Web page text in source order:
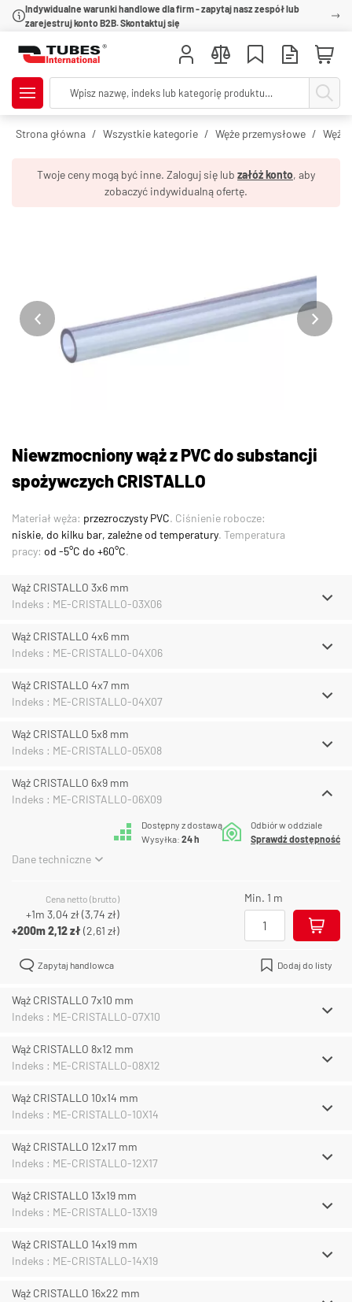
Indywidualne warunki handlowe dla firm - zapytaj nasz zespół lub
zarejestruj konto B2B. Skontaktuj się
Strona główna Wszystkie kategorie Węże przemysłowe Węże
Twoje ceny mogą być inne. Zaloguj się lub załóż konto, aby
zobaczyć indywidualną ofertę.
Niewzmocniony wąż z PVC do substancji
spożywczych CRISTALLO
Materiał węża: przezroczysty PVC. Ciśnienie robocze:
niskie, do kilku bar, zależne od temperatury. Temperatura
pracy: od -5°C do +60°C.
Wąż CRISTALLO 3x6 mm
Indeks : ME-CRISTALLO-03X06
Wąż CRISTALLO 4x6 mm
Indeks : ME-CRISTALLO-04X06
Wąż CRISTALLO 4x7 mm
Indeks : ME-CRISTALLO-04X07
Wąż CRISTALLO 5x8 mm
Indeks : ME-CRISTALLO-05X08
Wąż CRISTALLO 6x9 mm
Indeks : ME-CRISTALLO-06X09
Dostępny z dostawą
Wysyłka: 24 h
Odbiór w oddziale
Sprawdź dostępność
Dane techniczne
Cena netto (brutto)
+1m 3,04 zł(3,74 zł)
+200m2,12 zł(2,61 zł)
Min. 1 m
Zapytaj handlowca Dodaj do listy
Wąż CRISTALLO 7x10 mm
Indeks : ME-CRISTALLO-07X10
Wąż CRISTALLO 8x12 mm
Indeks : ME-CRISTALLO-08X12
Wąż CRISTALLO 10x14 mm
Indeks : ME-CRISTALLO-10X14
Wąż CRISTALLO 12x17 mm
Indeks : ME-CRISTALLO-12X17
Wąż CRISTALLO 13x19 mm
Indeks : ME-CRISTALLO-13X19
Wąż CRISTALLO 14x19 mm
Indeks : ME-CRISTALLO-14X19
Wąż CRISTALLO 16x22 mm